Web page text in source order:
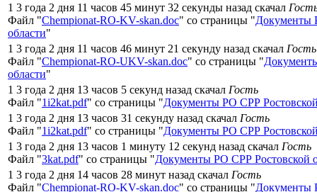
1 3 года 2 дня 11 часов 45 минут 32 секунды назад скачал
Файл "Chempionat-RO-KV-skan.doc" со страницы "Документы
области"
1 3 года 2 дня 11 часов 46 минут 21 секунду назад скачал Гость
Файл "Chempionat-RO-UKV-skan.doc" со страницы "
области"
1 3 года 2 дня 13 часов 5 секунд назад скачал Гость
Файл "1i2kat.pdf" со страницы "Документы РО СРР
1 3 года 2 дня 13 часов 31 секунду назад скачал Гость
Файл "1i2kat.pdf" со страницы "Документы РО СРР
1 3 года 2 дня 13 часов 1 минуту 12 секунд назад скачал Гость
Файл "3kat.pdf" со страницы "Документы РО СРР Ростовской
1 3 года 2 дня 14 часов 28 минут назад скачал Гость
Файл "Chempionat-RO-KV-skan.doc" со страницы "Документы